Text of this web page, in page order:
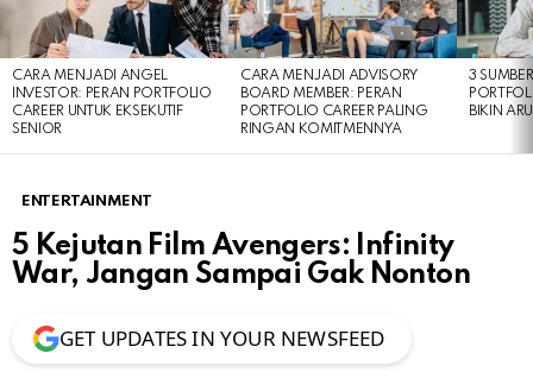
CARA MENJADI ANGEL
INVESTOR: PERAN PORTFOLIO
CAREER UNTUK EKSEKUTIF
SENIOR
CARA MENJADI ADVISORY
BOARD MEMBER: PERAN
PORTFOLIO CAREER PALING
RINGAN KOMITMENNYA
3
BIKIN
ENTERTAINMENT
5 Kejutan Film Avengers: Infinity
War, Jangan Sampai Gak Nonton
GET UPDATES IN YOUR NEWSFEED